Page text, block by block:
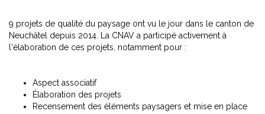
9 projets de qualité du paysage ont vu le jour dans le canton de
Neuchâtel depuis 2014. La CNAV a participé activement à
l'élaboration de ces projets, notamment pour :
Aspect associatif
Élaboration des projets
Recensement des éléments paysagers et mise en place